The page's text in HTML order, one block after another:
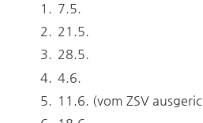
7.5.
21.5.
28.5.
4.6.
11.6. (vom ZSV